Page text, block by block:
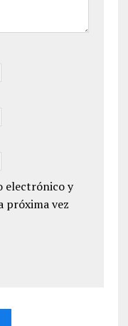
electrónico y
próxima vez